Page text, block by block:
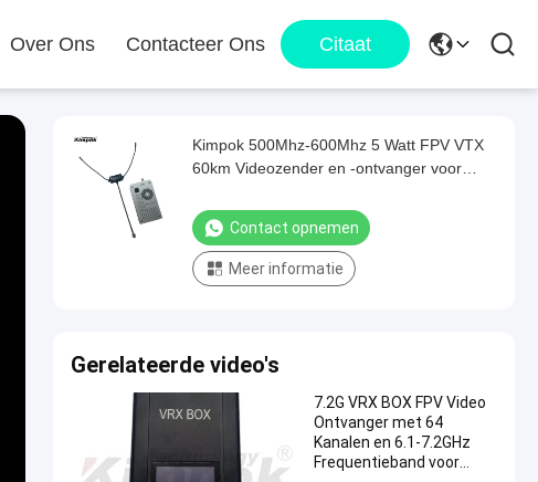
Over Ons Contacteer Ons Citaat
Kimpok 500Mhz-600Mhz 5 Watt FPV VTX
60km Videozender en -ontvanger voor
Contact opnemen
Meer informatie
Gerelateerde video's
7.2G VRX BOX FPV Video
Ontvanger met 64
Kanalen en 6.1-7.2GHz
Frequentieband voor